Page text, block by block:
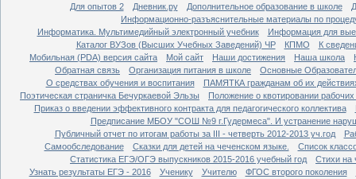
Для опытов 2
Дневник.ру Дополнительное образование в школе
Информационно-разъяснительные материалы по
Информатика. Мультимедийный электронный учебник
Информация для
Каталог ВУЗов (Высших Учебных Заведений) ЧР
КПМО
К
Мобильная (PDA) версия сайта
Мой сайт Наши достижения Наша школа
Обратная связь
Организация питания в школе
Основные
О средствах обучения и воспитания
ПАМЯТКА гражданам об их
Поэтическая страничка Бечуркаевой Эльзы
Положение о квотировании
Приказ о введении эффективного контракта для педагогического коллектива
Предписание МБОУ "СОШ №9 г.Гудермеса". И устранение
Публичный отчет по итогам работы за III - четверть 2012-2013 уч.год
Самообследование
Сказки для детей на чеченском языке.
Список
Статистика ЕГЭ/ОГЭ выпускников 2015-2016 учебный год
Стихи на
Узнать результаты ЕГЭ - 2016
Ученику Учителю ФГОС второго поколения